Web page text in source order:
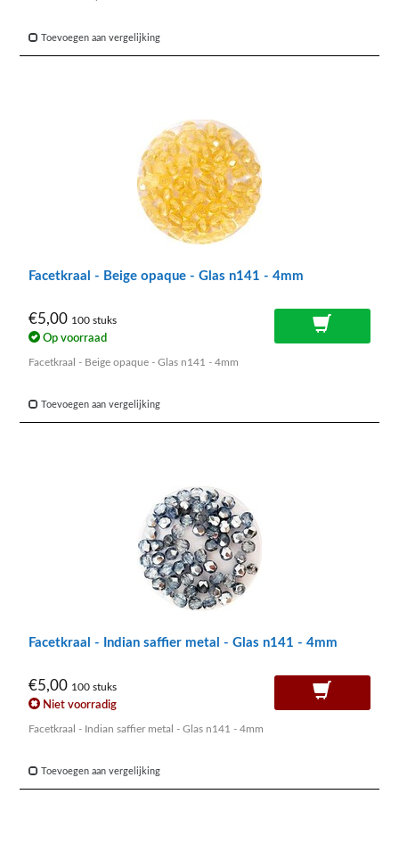
Toevoegen aan vergelijking
Facetkraal - Beige opaque - Glas n141 - 4mm
€5,00 100 stuks
Op voorraad
Facetkraal - Beige opaque - Glas n141 - 4mm
Toevoegen aan vergelijking
Facetkraal - Indian saffier metal - Glas n141 - 4mm
€5,00 100 stuks
Niet voorradig
Facetkraal - Indian saffier metal - Glas n141 - 4mm
Toevoegen aan vergelijking